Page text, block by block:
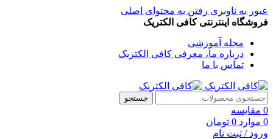
عبور به ناوبری رفتن به محتوای اصلی
فروشگاه اینترنتی کافی الکتریک
مجله آموزشی
درباره ما، معرفی کافی الکتریک
تماس با ما
جستجو
0 مقایسه
0 موارد 0 تومان
ورود / ثبت نام